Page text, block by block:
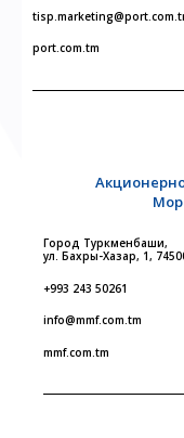
port.com.tm
Город Туркменбаши,
ул. Бахры-Хазар, 1,
+993 243 50261
info@mmf.com.tm
mmf.com.tm